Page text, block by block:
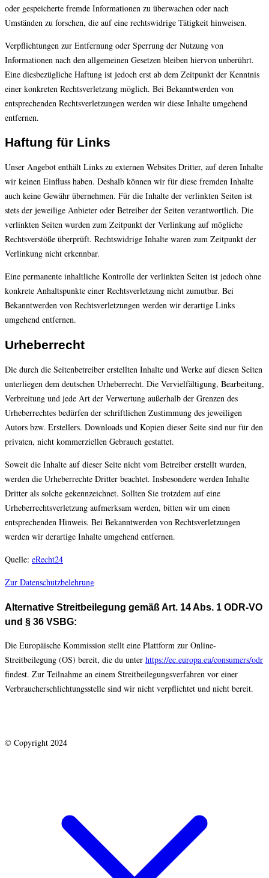
oder gespeicherte fremde Informationen zu überwachen oder nach
Umständen zu forschen, die auf eine rechtswidrige Tätigkeit hinweisen.
Verpflichtungen zur Entfernung oder Sperrung der Nutzung von
Informationen nach den allgemeinen Gesetzen bleiben hiervon unberührt.
Eine diesbezügliche Haftung ist jedoch erst ab dem Zeitpunkt der Kenntnis
einer konkreten Rechtsverletzung möglich. Bei Bekanntwerden von
entsprechenden Rechtsverletzungen werden wir diese Inhalte umgehend
entfernen.
Haftung für Links
Unser Angebot enthält Links zu externen Websites Dritter, auf deren Inhalte
wir keinen Einfluss haben. Deshalb können wir für diese fremden Inhalte
auch keine Gewähr übernehmen. Für die Inhalte der verlinkten Seiten ist
stets der jeweilige Anbieter oder Betreiber der Seiten verantwortlich. Die
verlinkten Seiten wurden zum Zeitpunkt der Verlinkung auf mögliche
Rechtsverstöße überprüft. Rechtswidrige Inhalte waren zum Zeitpunkt der
Verlinkung nicht erkennbar.
Eine permanente inhaltliche Kontrolle der verlinkten Seiten ist jedoch ohne
konkrete Anhaltspunkte einer Rechtsverletzung nicht zumutbar. Bei
Bekanntwerden von Rechtsverletzungen werden wir derartige Links
umgehend entfernen.
Urheberrecht
Die durch die Seitenbetreiber erstellten Inhalte und Werke auf diesen Seiten
unterliegen dem deutschen Urheberrecht. Die Vervielfältigung, Bearbeitung,
Verbreitung und jede Art der Verwertung außerhalb der Grenzen des
Urheberrechtes bedürfen der schriftlichen Zustimmung des jeweiligen
Autors bzw. Erstellers. Downloads und Kopien dieser Seite sind nur für den
privaten, nicht kommerziellen Gebrauch gestattet.
Soweit die Inhalte auf dieser Seite nicht vom Betreiber erstellt wurden,
werden die Urheberrechte Dritter beachtet. Insbesondere werden Inhalte
Dritter als solche gekennzeichnet. Sollten Sie trotzdem auf eine
Urheberrechtsverletzung aufmerksam werden, bitten wir um einen
entsprechenden Hinweis. Bei Bekanntwerden von Rechtsverletzungen
werden wir derartige Inhalte umgehend entfernen.
Quelle: eRecht24
Zur Datenschutzbelehrung
Alternative Streitbeilegung gemäß Art. 14 Abs. 1 ODR-VO
und § 36 VSBG:
Die Europäische Kommission stellt eine Plattform zur Online-
Streitbeilegung (OS) bereit, die du unter https://ec.europa.eu/consumers/odr
findest. Zur Teilnahme an einem Streitbeilegungsverfahren vor einer
Verbraucherschlichtungsstelle sind wir nicht verpflichtet und nicht bereit.
© Copyright 2024